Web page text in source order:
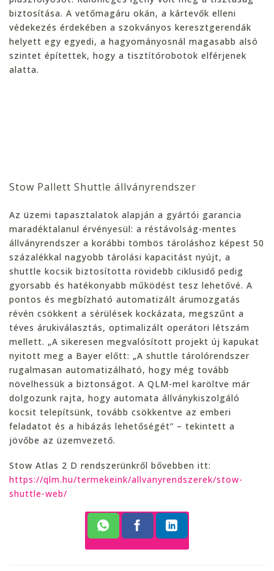
biztosítása. A vetőmagáru okán, a kártevők elleni
védekezés érdekében a szokványos keresztgerendák
helyett egy egyedi, a hagyományosnál magasabb alsó
szintet építettek, hogy a tisztítórobotok elférjenek
alatta.
Stow Pallett Shuttle állványrendszer
Az üzemi tapasztalatok alapján a gyártói garancia
maradéktalanul érvényesül: a réstávolság-mentes
állványrendszer a korábbi tömbös tároláshoz képest 50
százalékkal nagyobb tárolási kapacitást nyújt, a
shuttle kocsik biztosította rövidebb ciklusidő pedig
gyorsabb és hatékonyabb működést tesz lehetővé. A
pontos és megbízható automatizált árumozgatás
révén csökkent a sérülések kockázata, megszűnt a
téves árukiválasztás, optimalizált operátori létszám
mellett. „A sikeresen megvalósított projekt új kapukat
nyitott meg a Bayer előtt: „A shuttle tárolórendszer
rugalmasan automatizálható, hogy még tovább
növelhessük a biztonságot. A QLM-mel karöltve már
dolgozunk rajta, hogy automata állványkiszolgáló
kocsit telepítsünk, tovább csökkentve az emberi
feladatot és a hibázás lehetőségét” – tekintett a
jövőbe az üzemvezető.
Stow Atlas 2 D rendszerünkről bővebben itt:
https://qlm.hu/termekeink/allvanyrendszerek/stow-
shuttle-web/